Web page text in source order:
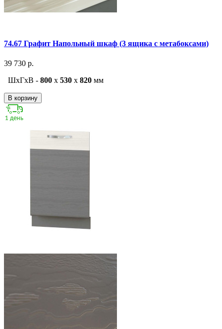
74.67 Графит Напольный шкаф (3 ящика с метабоксами)
39 730 р.
ШxГxВ - 800 x 530 x 820 мм
В корзину